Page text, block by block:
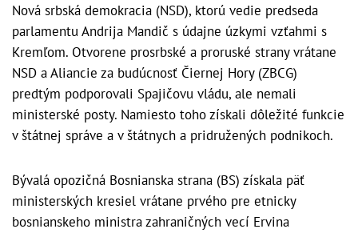
Nová srbská demokracia (NSD), ktorú vedie predseda
parlamentu Andrija Mandič s údajne úzkymi vzťahmi s
Kremľom. Otvorene prosrbské a proruské strany vrátane
NSD a Aliancie za budúcnosť Čiernej Hory (ZBCG)
predtým podporovali Spajičovu vládu, ale nemali
ministerské posty. Namiesto toho získali dôležité funkcie
v štátnej správe a v štátnych a pridružených podnikoch.
Bývalá opozičná Bosnianska strana (BS) získala päť
ministerských kresiel vrátane prvého pre etnicky
bosnianskeho ministra zahraničných vecí Ervina